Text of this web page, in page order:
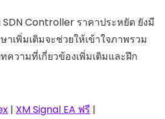
Controller ราคาประหยัด ยังมี
เพิ่มเติมจะช่วยให้เข้าใจภาพรวม
วามที่เกี่ยวข้องเพิ่มเติมและฝึก
| XM Signal EA ฟรี |